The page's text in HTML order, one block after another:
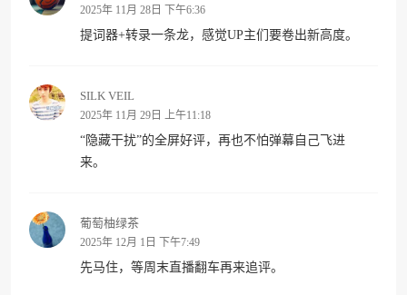
2025年 11月 28日 下午6:36
提词器+转录一条龙，感觉UP主们要卷出新高度。
SILK VEIL
2025年 11月 29日 上午11:18
“隐藏干扰”的全屏好评，再也不怕弹幕自己飞进
来。
葡萄柚绿茶
2025年 12月 1日 下午7:49
先马住，等周末直播翻车再来追评。